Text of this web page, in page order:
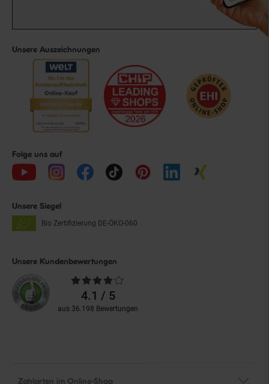
Unsere Auszeichnungen
Folge uns auf
Unsere Siegel
Bio Zertifizierung DE-ÖKO-060
Unsere Kundenbewertungen
Durchschnittliche
Bewertungen4.1 / 5
aus 36.198 Bewertungen